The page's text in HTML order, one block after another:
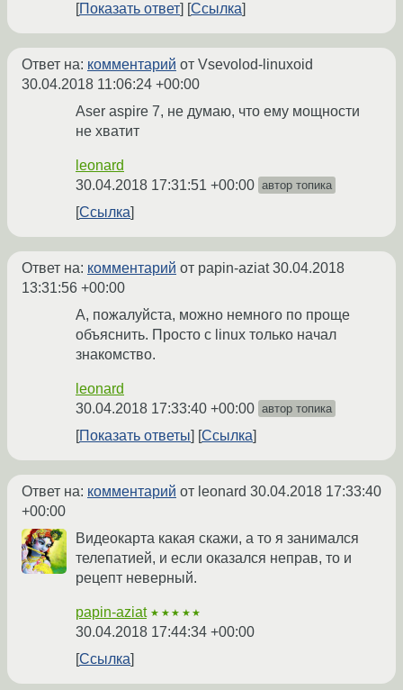
Показать ответ
Ссылка
Ответ на: комментарий от Vsevolod-linuxoid
30.04.2018 11:06:24 +00:00
Aser aspire 7, не думаю, что ему мощности
не хватит
leonard
30.04.2018 17:31:51 +00:00 автор топика
Ссылка
Ответ на: комментарий от papin-aziat30.04.2018
13:31:56 +00:00
А, пожалуйста, можно немного по проще
объяснить. Просто с linux только начал
знакомство.
leonard
30.04.2018 17:33:40 +00:00 автор топика
Показать ответы Ссылка
Ответ на: комментарий от leonard 30.04.2018 17:33:40
+00:00
Видеокарта какая скажи, а то я занимался
телепатией, и если оказался неправ, то и
рецепт неверный.
papin-aziat ★★★★★
30.04.2018 17:44:34 +00:00
Ссылка